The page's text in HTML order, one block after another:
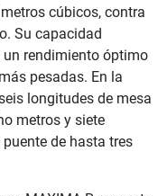
cúbicos, contra
Su capacidad
rendimiento óptimo
pesadas. En la
longitudes de mesa
metros y siete
de hasta tres